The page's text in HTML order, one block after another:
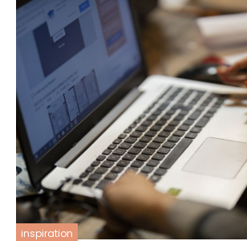
inspiration